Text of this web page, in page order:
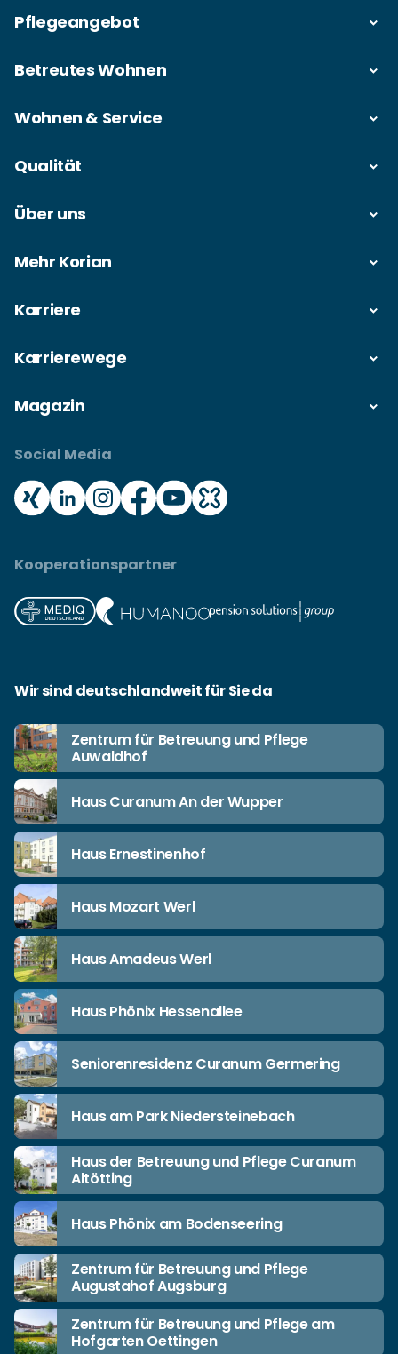
Pflegeangebot
Betreutes Wohnen
Wohnen & Service
Qualität
Über uns
Mehr Korian
Karriere
Karrierewege
Magazin
Social Media
Kooperationspartner
Wir sind deutschlandweit für Sie da
Zentrum für Betreuung und Pflege
Auwaldhof
Haus Curanum An der Wupper
Haus Ernestinenhof
Haus Mozart Werl
Haus Amadeus Werl
Haus Phönix Hessenallee
Seniorenresidenz Curanum Germering
Haus am Park Niedersteinebach
Haus der Betreuung und Pflege Curanum
Altötting
Haus Phönix am Bodenseering
Zentrum für Betreuung und Pflege
Augustahof Augsburg
Zentrum für Betreuung und Pflege am
Hofgarten Oettingen